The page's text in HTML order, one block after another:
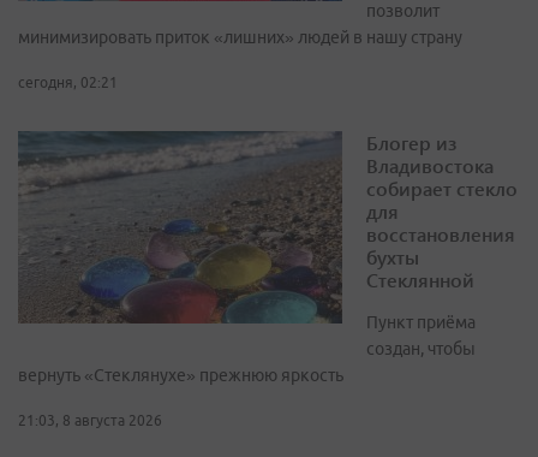
позволит
минимизировать приток «лишних» людей в нашу страну
сегодня, 02:21
Блогер из
Владивостока
собирает стекло
для
восстановления
бухты
Стеклянной
Пункт приёма
создан, чтобы
вернуть «Стеклянухе» прежнюю яркость
21:03, 8 августа 2026